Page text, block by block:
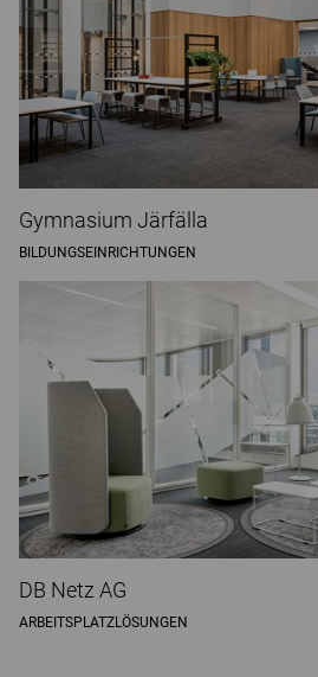
Gymnasium Järfälla
BILDUNGSEINRICHTUNGEN
DB Netz AG
ARBEITSPLATZLÖSUNGEN